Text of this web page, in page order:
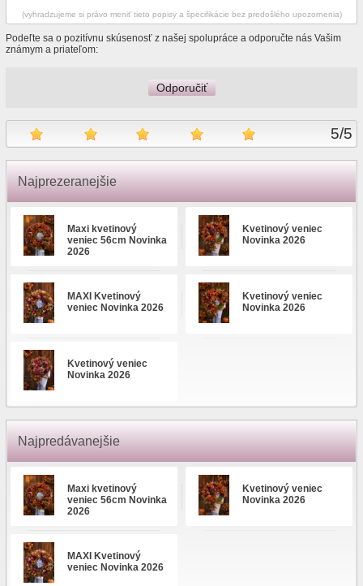
Podeľte sa o pozitívnu skúsenosť z našej spolupráce a odporučte nás Vašim
známym a priateľom:
Odporučiť
5/5
Najprezeranejšie
Maxi kvetinový
veniec 56cm Novinka
2026
Kvetinový veniec
Novinka 2026
MAXI Kvetinový
veniec Novinka 2026
Kvetinový veniec
Novinka 2026
Kvetinový veniec
Novinka 2026
Najpredávanejšie
Maxi kvetinový
veniec 56cm Novinka
2026
Kvetinový veniec
Novinka 2026
MAXI Kvetinový
veniec Novinka 2026
(vyhradzujeme si právo meniť tieto popisy a špecifikácie bez predošlého upozornenia)